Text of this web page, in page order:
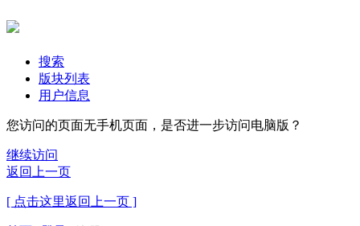
搜索
版块列表
用户信息
您访问的页面无手机页面，是否进一步访问电脑版？
继续访问
返回上一页
[ 点击这里返回上一页 ]